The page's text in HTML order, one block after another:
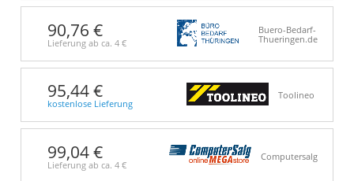
90,76 €
Lieferung ab ca. 4 €
Buero-Bedarf-
Thueringen.de
95,44 €
kostenlose Lieferung
Toolineo
99,04 €
Lieferung ab ca. 4 €
Computersalg